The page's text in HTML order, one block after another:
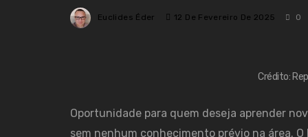
Euclides Éder 12 De Fevereiro De 2025 0
Crédito:
Oportunidade para quem deseja aprender
sem nenhum conhecimento prévio na área.